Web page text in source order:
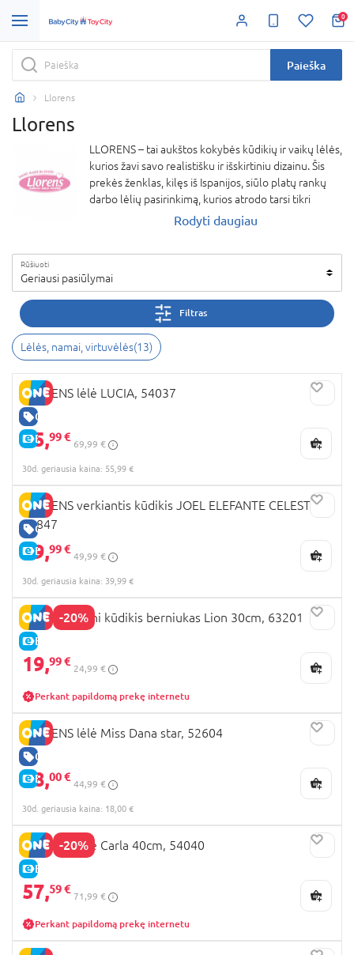
0
Paieška
Llorens
Llorens
LLORENS – tai aukštos kokybės kūdikių ir vaikų lėlės,
kurios žavi savo realistišku ir išskirtiniu dizainu. Šis
prekės ženklas, kilęs iš Ispanijos, siūlo platų rankų
darbo lėlių pasirinkimą, kurios atrodo tarsi tikri
kūdikiai. LLORENS lėlės ne tik malonios akiai, bet ir
kokybiškomis medžiagomis, kurios užtikrina
ilgaamžiškumą ir saugumą. LLORENS žaislai yra
puikus pasirinkimas tiek žaidimams, tiek
kolekcionavimui.
Rodyti daugiau
Rūšiuoti
Geriausi pasiūlymai
Filtras
Lėlės, namai, virtuvėlės(13)
GERA KAINA
E-KAINA
LLORENS lėlė LUCIA, 54037
55,99 €
69,99 €
30d. geriausia kaina: 55,99 €
GERA KAINA
E-KAINA
LLORENS verkiantis kūdikis JOEL ELEFANTE CELESTE,
13847
39,99 €
49,99 €
30d. geriausia kaina: 39,99 €
-20%
E-KAINA
LLORENS mini kūdikis berniukas Lion 30cm, 63201
19,99 €
24,99 €
Perkant papildomą prekę internetu
GERA KAINA
E-KAINA
LLORENS lėlė Miss Dana star, 52604
18,00 €
44,99 €
30d. geriausia kaina: 18,00 €
-20%
E-KAINA
LLORENS lėlė Carla 40cm, 54040
57,59 €
71,99 €
Perkant papildomą prekę internetu